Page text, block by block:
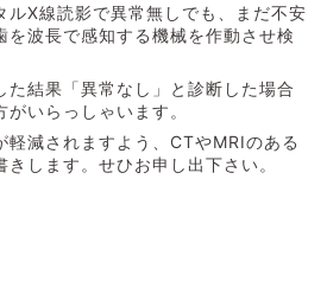
ルX線読影で異常無しでも、まだ不安
を波長で感知する機械を作動させ検
た結果「異常なし」と診断した場合
いらっしゃいます。
軽減されますよう、CTやMRIのある
します。せひお申し出下さい。